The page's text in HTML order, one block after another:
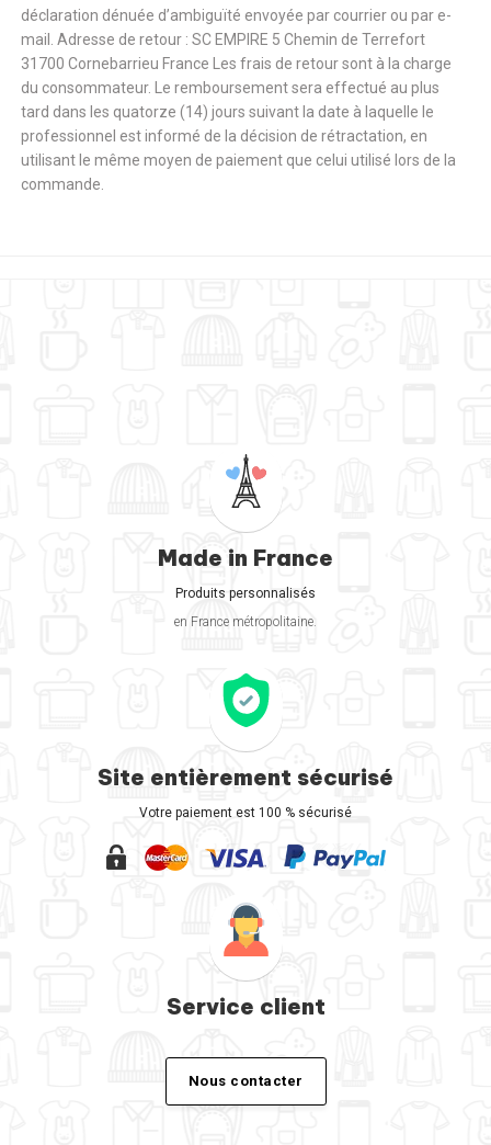
déclaration dénuée d’ambiguïté envoyée par courrier ou par e-
mail. Adresse de retour : SC EMPIRE 5 Chemin de Terrefort
31700 Cornebarrieu France Les frais de retour sont à la charge
du consommateur. Le remboursement sera effectué au plus
tard dans les quatorze (14) jours suivant la date à laquelle le
professionnel est informé de la décision de rétractation, en
utilisant le même moyen de paiement que celui utilisé lors de la
commande.
Made in France
Produits personnalisés
en France métropolitaine.
Site entièrement sécurisé
Votre paiement est 100 % sécurisé
Service client
Nous contacter